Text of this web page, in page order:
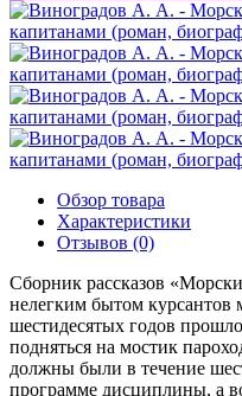
Обзор товара
Характеристики
Отзывов (0)
Сборник рассказов
нелегким бытом курсантов
шестидесятых годов
подняться на мостик
должны были в течение
программе дисциплины, а